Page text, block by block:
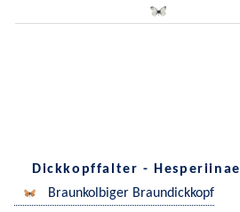
Dickkopffalter - Hesperiinae
Braunkolbiger Braundickkopf